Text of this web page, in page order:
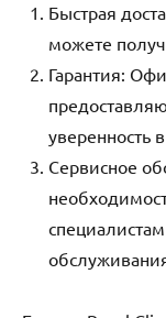
Быстрая
можете
Гарантия:
уверенность
Сервисное